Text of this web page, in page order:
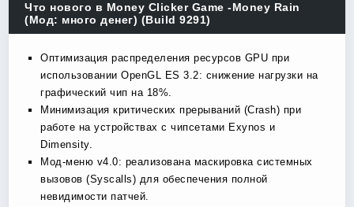
Что нового в Money Clicker Game -Money Rain
(Мод: много денег) (Build 9291)
Оптимизация распределения ресурсов GPU при
использовании OpenGL ES 3.2: снижение нагрузки на
графический чип на 18%.
Минимизация критических прерываний (Crash) при
работе на устройствах с чипсетами Exynos и
Dimensity.
Мод-меню v4.0: реализована маскировка системных
вызовов (Syscalls) для обеспечения полной
невидимости патчей.